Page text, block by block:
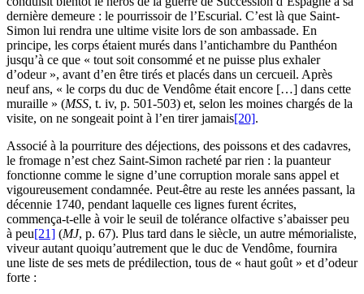
dernière demeure : le pourrissoir de l’Escurial. C’est là que Saint-
Simon lui rendra une ultime visite lors de son ambassade. En
principe, les corps étaient murés dans l’antichambre du Panthéon
jusqu’à ce que « tout soit consommé et ne puisse plus exhaler
d’odeur », avant d’en être tirés et placés dans un cercueil. Après
neuf ans, « le corps du duc de Vendôme était encore […] dans cette
muraille » (MSS, t. iv, p. 501-503) et, selon les moines chargés de la
visite, on ne songeait point à l’en tirer jamais[20].
Associé à la pourriture des déjections, des poissons et des cadavres,
le fromage n’est chez Saint-Simon racheté par rien : la puanteur
fonctionne comme le signe d’une corruption morale sans appel et
vigoureusement condamnée. Peut-être au reste les années passant, la
décennie 1740, pendant laquelle ces lignes furent écrites,
commença-t-elle à voir le seuil de tolérance olfactive s’abaisser peu
à peu[21] (MJ, p. 67). Plus tard dans le siècle, un autre mémorialiste,
viveur autant quoiqu’autrement que le duc de Vendôme, fournira
une liste de ses mets de prédilection, tous de « haut goût » et d’odeur
forte :